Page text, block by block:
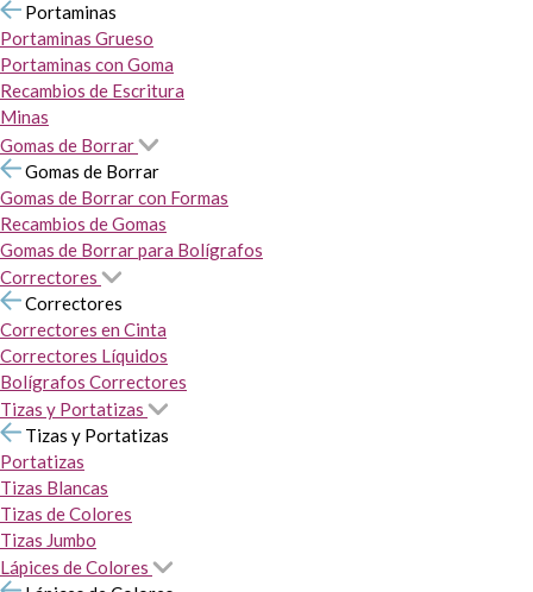
Portaminas
Portaminas Grueso
Portaminas con Goma
Recambios de Escritura
Minas
Gomas de Borrar
Gomas de Borrar
Gomas de Borrar con Formas
Recambios de Gomas
Gomas de Borrar para Bolígrafos
Correctores
Correctores
Correctores en Cinta
Correctores Líquidos
Bolígrafos Correctores
Tizas y Portatizas
Tizas y Portatizas
Portatizas
Tizas Blancas
Tizas de Colores
Tizas Jumbo
Lápices de Colores